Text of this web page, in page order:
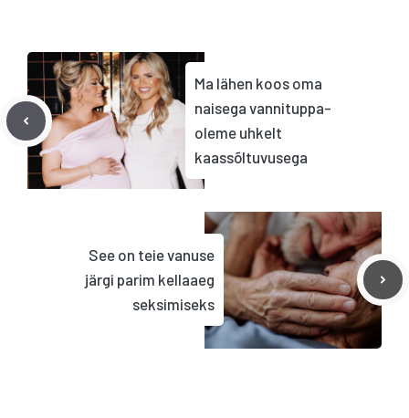
Ma lähen koos oma
naisega vannituppa-
oleme uhkelt
kaassõltuvusega
See on teie vanuse
järgi parim kellaaeg
seksimiseks